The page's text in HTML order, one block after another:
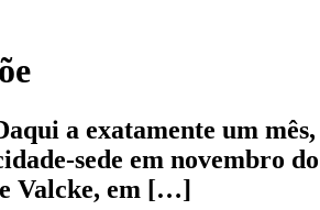
a exatamente um
sede em novembro do
Valcke, em […]